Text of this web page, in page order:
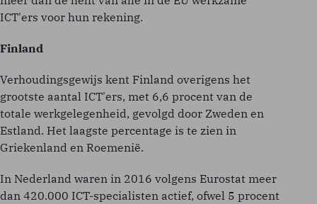
ICT'ers voor hun rekening.
Finland
Verhoudingsgewijs kent Finland overigens het
grootste aantal ICT'ers, met 6,6 procent van de
totale werkgelegenheid, gevolgd door Zweden en
Estland. Het laagste percentage is te zien in
Griekenland en Roemenië.
In Nederland waren in 2016 volgens Eurostat meer
dan 420.000 ICT-specialisten actief, ofwel 5 procent